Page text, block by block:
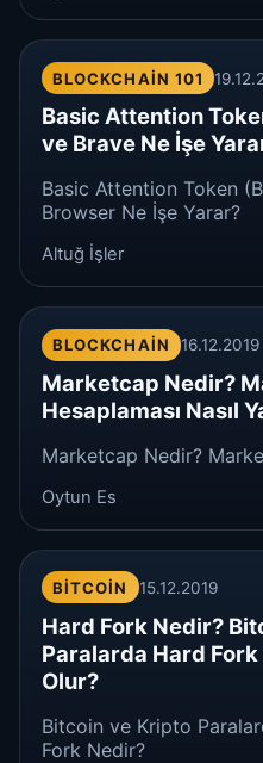
BLOCKCHAIN 101
Basic Attention
ve Brave Ne İşe
Basic Attention Token
Browser Ne İşe Yarar?
Altuğ İşler
BLOCKCHAIN 16.12.2019
Marketcap Nedir?
Hesaplaması Nasıl
Marketcap Nedir?
Oytun Es
BITCOIN 15.12.2019
Hard Fork Nedir?
Paralarda Hard Fork
Olur?
Bitcoin ve Kripto
Fork Nedir?